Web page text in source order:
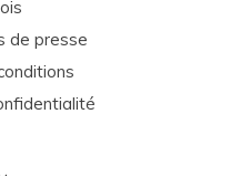
de presse